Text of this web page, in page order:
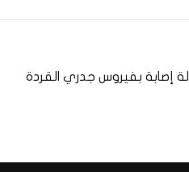
إصابة بفيروس جدري القردة